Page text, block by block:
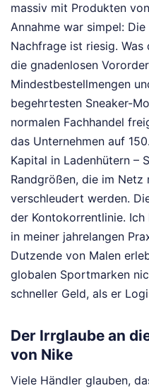
massiv mit Produkten
Annahme war simpel:
Nachfrage ist riesig.
die gnadenlosen
Mindestbestellmengen
begehrtesten Sneaker-
normalen Fachhandel
das Unternehmen auf
Kapital in Ladenhütern –
Randgrößen, die im
verschleudert werden.
der Kontokorrentlinie. Ich
in meiner jahrelangen
Dutzende von Malen
globalen Sportmarken
schneller Geld, als er
Der Irrglaube an
von Nike
Viele Händler glauben,